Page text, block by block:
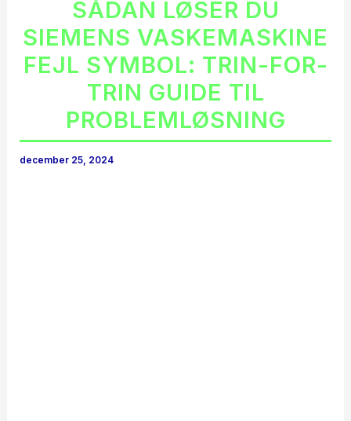
SÅDAN LØSER DU
SIEMENS VASKEMASKINE
FEJL SYMBOL: TRIN-FOR-
TRIN GUIDE TIL
PROBLEMLØSNING
december 25, 2024